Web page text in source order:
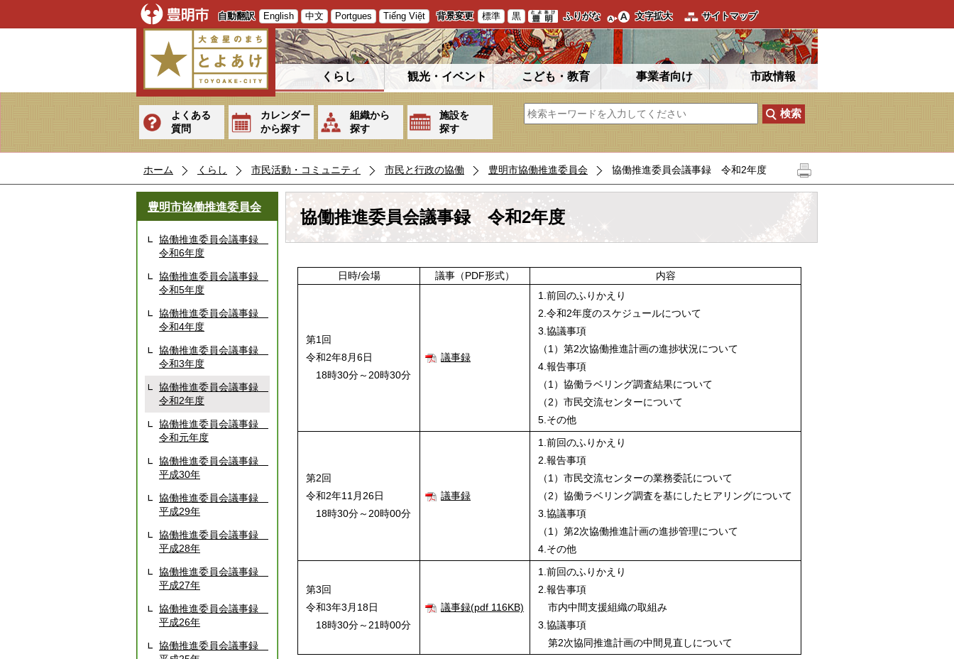
自動翻訳 English 中文 Portgues Tiếng Việt 背景変更 標準 黒 ふりがな 文字拡大 サイトマップ
くらし 観光・イベント こども・教育 事業者向け 市政情報
よくある
質問
カレンダー
から探す
組織から
探す
施設を
探す
ホーム くらし 市民活動・コミュニティ 市民と行政の協働 豊明市協働推進委員会 協働推進委員会議事録 令和2年度
豊明市協働推進委員会
協働推進委員会議事録
令和6年度
協働推進委員会議事録
令和5年度
協働推進委員会議事録
令和4年度
協働推進委員会議事録
令和3年度
協働推進委員会議事録
令和2年度
協働推進委員会議事録
令和元年度
協働推進委員会議事録
平成30年
協働推進委員会議事録
平成29年
協働推進委員会議事録
平成28年
協働推進委員会議事録
平成27年
協働推進委員会議事録
平成26年
協働推進委員会議事録
協働推進委員会議事録 令和2年度
日時/会場 議事（PDF形式） 内容
第1回
令和2年8月6日
18時30分～20時30分
議事録
1.前回のふりかえり
2.令和2年度のスケジュールについて
3.協議事項
（1）第2次協働推進計画の進捗状況について
4.報告事項
（1）協働ラベリング調査結果について
（2）市民交流センターについて
5.その他
第2回
令和2年11月26日
18時30分～20時00分
議事録
1.前回のふりかえり
2.報告事項
（1）市民交流センターの業務委託について
（2）協働ラベリング調査を基にしたヒアリングについて
3.協議事項
（1）第2次協働推進計画の進捗管理について
4.その他
第3回
令和3年3月18日
18時30分～21時00分
議事録(pdf 116KB)
1.前回のふりかえり
2.報告事項
市内中間支援組織の取組み
3.協議事項
第2次協同推進計画の中間見直しについて